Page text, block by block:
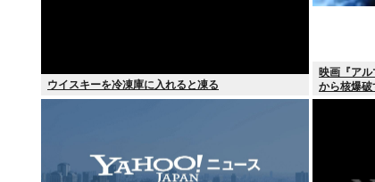
ウイスキーを冷凍庫に入れると凍る
映画『ア
から核爆